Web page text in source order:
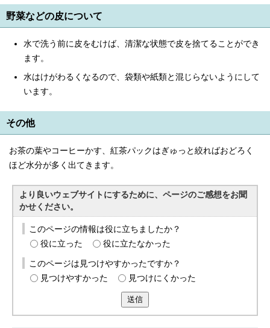
野菜などの皮について
水で洗う前に皮をむけば、清潔な状態で皮を捨てることができ
ます。
水はけがわるくなるので、袋類や紙類と混じらないようにして
います。
その他
お茶の葉やコーヒーかす、紅茶パックはぎゅっと絞ればおどろく
ほど水分が多く出てきます。
より良いウェブサイトにするために、ページのご感想をお聞
かせください。
このページの情報は役に立ちましたか？
役に立った
役に立たなかった
このページは見つけやすかったですか？
見つけやすかった
見つけにくかった
送信